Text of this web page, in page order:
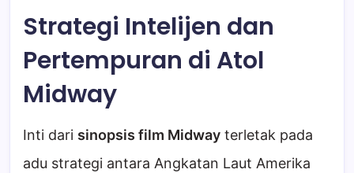
Strategi Intelijen dan
Pertempuran di Atol
Midway
Inti dari sinopsis film Midway terletak pada
adu strategi antara Angkatan Laut Amerika